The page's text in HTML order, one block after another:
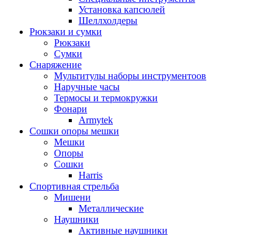
Установка капсюлей
Шеллхолдеры
Рюкзаки и сумки
Рюкзаки
Сумки
Снаряжение
Мультитулы наборы инструментоов
Наручные часы
Термосы и термокружки
Фонари
Armytek
Сошки опоры мешки
Мешки
Опоры
Сошки
Harris
Спортивная стрельба
Мишени
Металлические
Наушники
Активные наушники